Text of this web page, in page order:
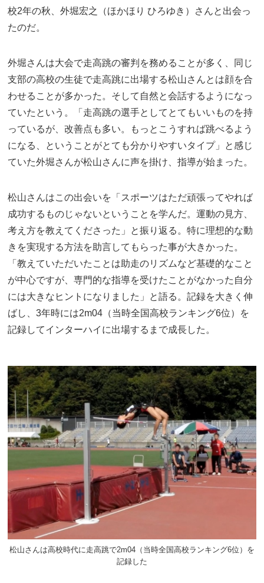
校2年の秋、外堀宏之（ほかほり ひろゆき）さんと出会っ
たのだ。
外堀さんは大会で走高跳の審判を務めることが多く、同じ
支部の高校の生徒で走高跳に出場する松山さんとは顔を合
わせることが多かった。そして自然と会話するようになっ
ていたという。「走高跳の選手としてとてもいいものを持
っているが、改善点も多い。もっとこうすれば跳べるよう
になる、ということがとても分かりやすいタイプ」と感じ
ていた外堀さんが松山さんに声を掛け、指導が始まった。
松山さんはこの出会いを「スポーツはただ頑張ってやれば
成功するものじゃないということを学んだ。運動の見方、
考え方を教えてくださった」と振り返る。特に理想的な動
きを実現する方法を助言してもらった事が大きかった。
「教えていただいたことは助走のリズムなど基礎的なこと
が中心ですが、専門的な指導を受けたことがなかった自分
には大きなヒントになりました」と語る。記録を大きく伸
ばし、3年時には2m04（当時全国高校ランキング6位）を
記録してインターハイに出場するまで成長した。
松山さんは高校時代に走高跳で2m04（当時全国高校ランキング6位）を
記録した